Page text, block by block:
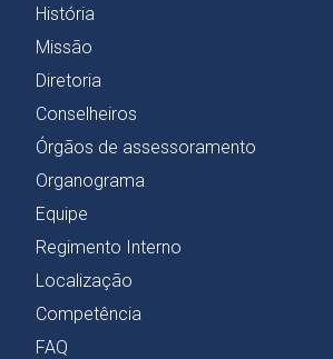
História
Missão
Diretoria
Conselheiros
Órgãos de assessoramento
Organograma
Equipe
Regimento Interno
Localização
Competência
FAQ